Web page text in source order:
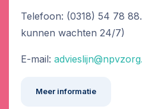
Telefoon: (0318) 54 78
kunnen wachten 24/7)
E-mail:
Meer informatie